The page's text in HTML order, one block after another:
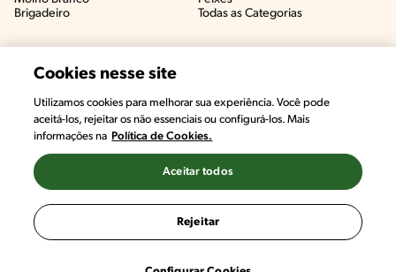
Brigadeiro
Todas as Categorias
Cookies nesse site
Utilizamos cookies para melhorar sua experiência. Você pode
aceitá-los, rejeitar os não essenciais ou configurá-los. Mais
informações na Política de Cookies.
Rejeitar
Aceitar todos